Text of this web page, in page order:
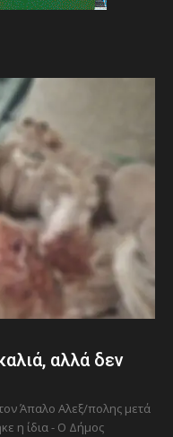
αλλά δεν
Άπαλο Αλεξ/πολης μετά
η ίδια - Ο Δήμος